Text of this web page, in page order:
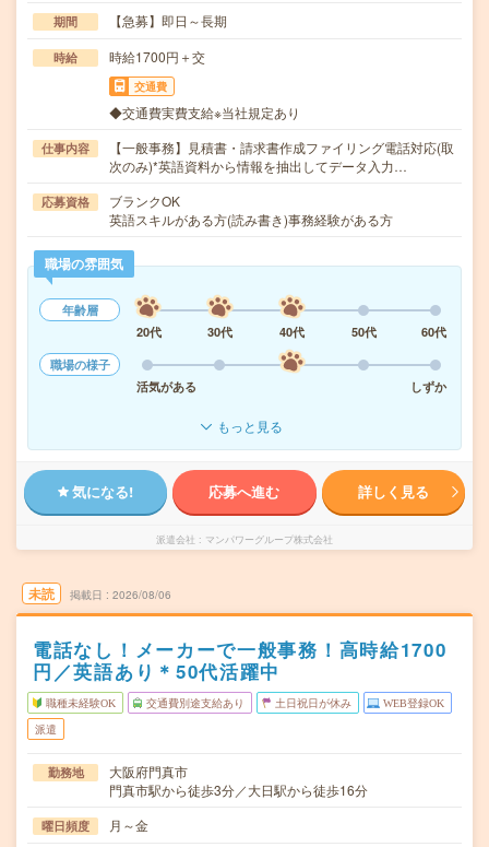
期間 【急募】即日～長期
時給 時給1700円＋交
交通費
◆交通費実費支給※当社規定あり
仕事内容
【一般事務】見積書・請求書作成ファイリング電話対応(取
次のみ)*英語資料から情報を抽出してデータ入力…
応募資格
ブランクOK
英語スキルがある方(読み書き)事務経験がある方
職場の雰囲気
年齢層
20代
30代 40代 50代
60代
職場の様子
活気がある
しずか
もっと見る
気になる! 応募へ進む 詳しく見る
派遣会社 マンパワーグループ株式会社
未読 掲載日 2026/08/06
電話なし！メーカーで一般事務！高時給1700
円／英語あり＊50代活躍中
職種未経験OK 交通費別途支給あり 土日祝日が休み WEB登録OK
派遣
勤務地
大阪府門真市
門真市駅から徒歩3分／大日駅から徒歩16分
曜日頻度 月～金